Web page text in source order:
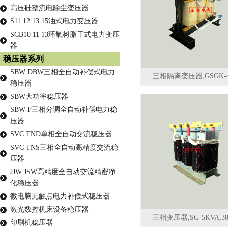
三相隔离变压器,GSGK-
三相变压器,SG-
高压硅整流电除尘变压器
S11 12 13 15油式电力变压器
SCB10 11 13环氧树脂干式电力变压
器
稳压器系列
SBW DBW三相全自动补偿式电力
稳压器
SBW大功率稳压器
SBW-F三相分调全自动补偿电力稳
压器
SVC TND单相全自动交流稳压器
SVC TNS三相全自动高精度交流稳
压器
JJW JSW高精度全自动交流精密净
化稳压器
微电脑无触点电力补偿式稳压器
激光数控机床设备稳压器
印刷机稳压器